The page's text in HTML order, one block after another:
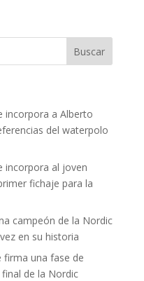
incorpora a Alberto
del waterpolo
incorpora al joven
fichaje para la
campeón de la Nordic
en su historia
firma una fase de
de la Nordic